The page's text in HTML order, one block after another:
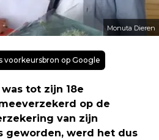
Monuta Dieren
voorkeursbron op Google
was tot zijn 18e
op de
van zijn
geworden, werd het dus